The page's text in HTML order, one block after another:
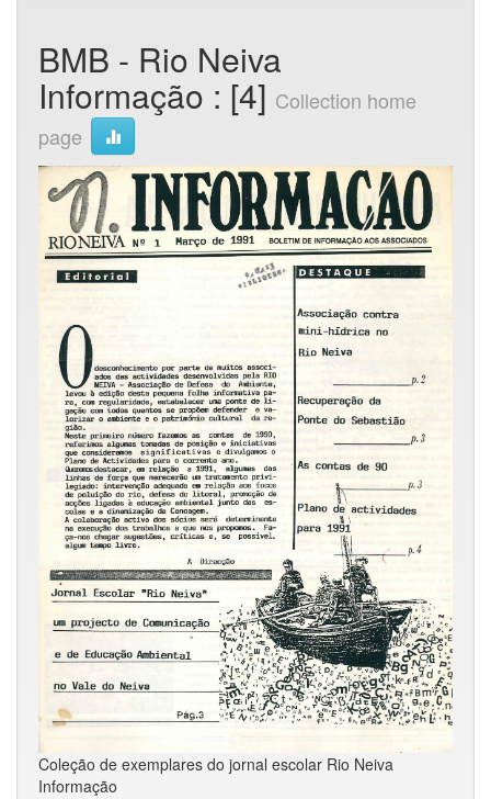
BMB - Rio Neiva
Informação : [4] Collection home
page
Coleção de exemplares do jornal escolar Rio Neiva
Informação